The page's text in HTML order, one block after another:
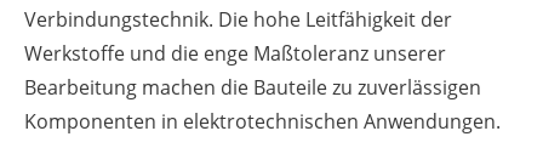
Verbindungstechnik. Die hohe Leitfähigkeit der
Werkstoffe und die enge Maßtoleranz unserer
Bearbeitung machen die Bauteile zu zuverlässigen
Komponenten in elektrotechnischen Anwendungen.